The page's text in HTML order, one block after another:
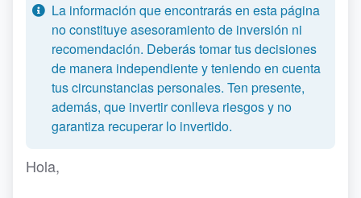
La información que encontrarás en esta página
no constituye asesoramiento de inversión ni
recomendación. Deberás tomar tus decisiones
de manera independiente y teniendo en cuenta
tus circunstancias personales. Ten presente,
además, que invertir conlleva riesgos y no
garantiza recuperar lo invertido.
Hola,